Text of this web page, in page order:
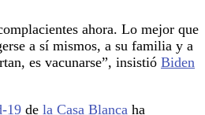
ahora. Lo mejor que
a sí mismos, a su familia y a
es vacunarse”, insistió Biden
19 de la Casa Blanca ha